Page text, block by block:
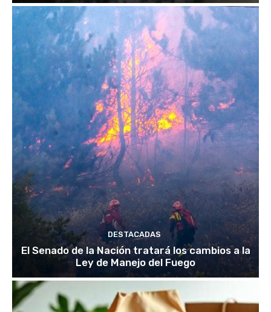
DESTACADAS
El Senado de la Nación tratará los cambios a la
Ley de Manejo del Fuego